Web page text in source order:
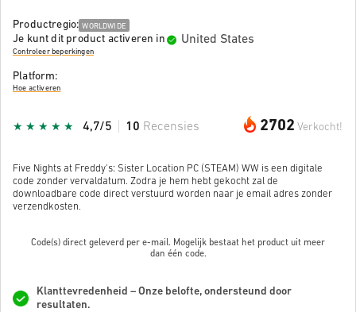
Productregio: WORLDWIDE
Je kunt dit product activeren in United States
Controleer beperkingen
Platform:
Hoe activeren
2702 Verkocht!
4,7/5 10 Recensies
Five Nights at Freddy's: Sister Location PC (STEAM) WW is een digitale
code zonder vervaldatum. Zodra je hem hebt gekocht zal de
downloadbare code direct verstuurd worden naar je email adres zonder
verzendkosten.
Code(s) direct geleverd per e-mail. Mogelijk bestaat het product uit meer
dan één code.
Klanttevredenheid – Onze belofte, ondersteund door
resultaten.